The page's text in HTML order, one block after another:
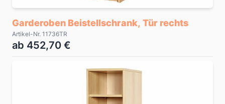
Garderoben Beistellschrank, Tür rechts
Artikel-Nr. 11736TR
ab 452,70 €